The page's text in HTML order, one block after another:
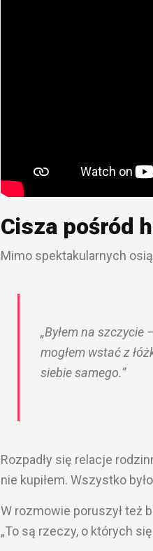
Cisza pośród
Mimo spektakularnych
„Byłem na szczycie
mogłem wstać z
siebie samego.”
Rozpadły się relacje
nie kupiłem. Wszystko
W rozmowie poruszył też
„To są rzeczy, o których